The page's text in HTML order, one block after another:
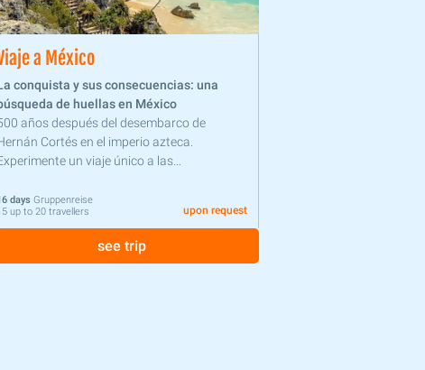
a México
conquista y sus consecuencias: una
de huellas en México
años después del desembarco de
Cortés en el imperio azteca.
un viaje único a las
days Gruppenreise
up to 20 travellers
upon request
see trip